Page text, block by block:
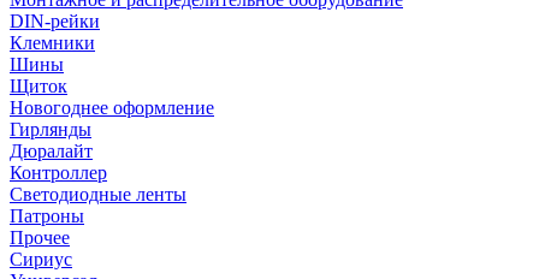
DIN-рейки
Клемники
Шины
Щиток
Новогоднее оформление
Гирлянды
Дюралайт
Контроллер
Светодиодные ленты
Патроны
Прочее
Сириус